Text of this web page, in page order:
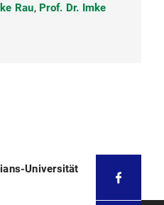
Rau, Prof. Dr. Imke
Universität